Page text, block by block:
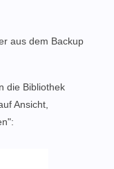
aus dem Backup
die Bibliothek
Ansicht,